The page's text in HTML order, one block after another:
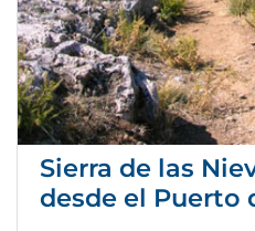
Sierra de las
desde el Puerto